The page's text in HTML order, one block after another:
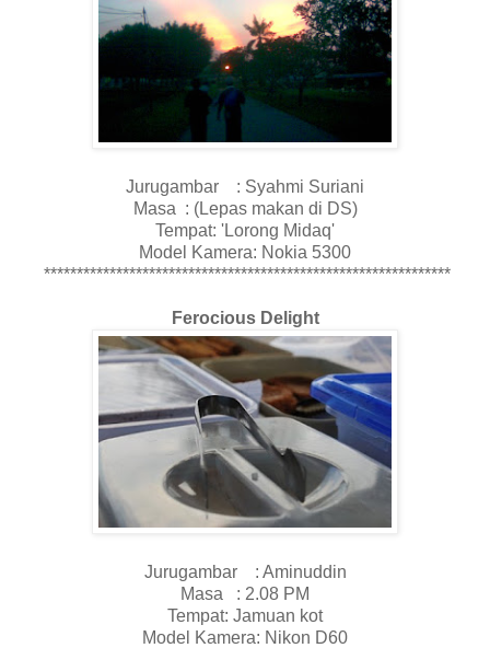
Jurugambar : Syahmi Suriani
Masa : (Lepas makan di DS)
Tempat: 'Lorong Midaq'
Model Kamera: Nokia 5300
**************************************************************
Ferocious Delight
Jurugambar : Aminuddin
Masa : 2.08 PM
Tempat: Jamuan kot
Model Kamera: Nikon D60